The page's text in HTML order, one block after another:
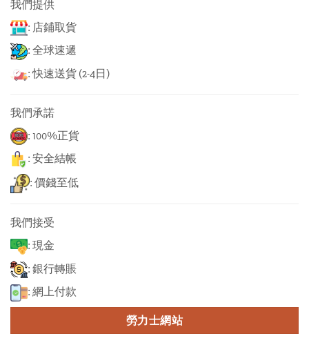
我們提供
: 店鋪取貨
: 全球速遞
: 快速送貨 (2-4日)
我們承諾
: 100%正貨
: 安全結帳
: 價錢至低
我們接受
: 現金
: 銀行轉賬
: 網上付款
勞力士網站